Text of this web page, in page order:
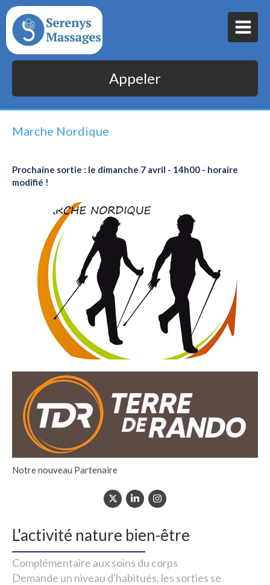
Appeler
Marche Nordique
Prochaine sortie : le dimanche 7 avril - 14h00 - horaire
modifié !
Notre nouveau Partenaire
L'activité nature bien-être
Complémentaire aux soins du corps
Demande un niveau d'habitués, les sorties se